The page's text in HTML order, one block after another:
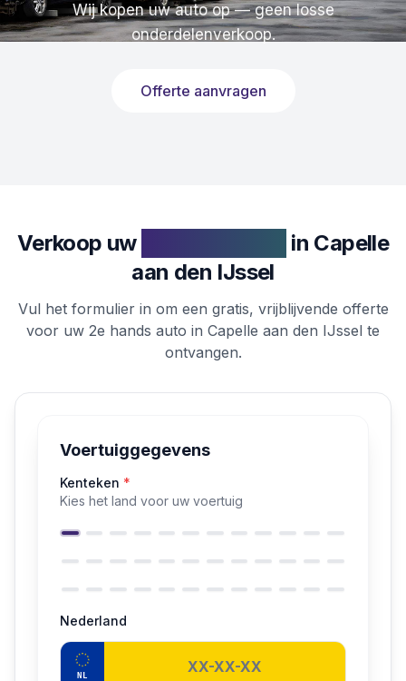
Wij kopen uw auto op — geen losse
onderdelenverkoop.
Offerte aanvragen
Verkoop uw in Capelle
aan den IJssel
Vul het formulier in om een gratis, vrijblijvende offerte
voor uw 2e hands auto in Capelle aan den IJssel te
ontvangen.
Voertuiggegevens
Kenteken *
Kies het land voor uw voertuig
Nederland
NL